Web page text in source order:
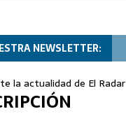
NEWSLETTER:
la actualidad de El Radar